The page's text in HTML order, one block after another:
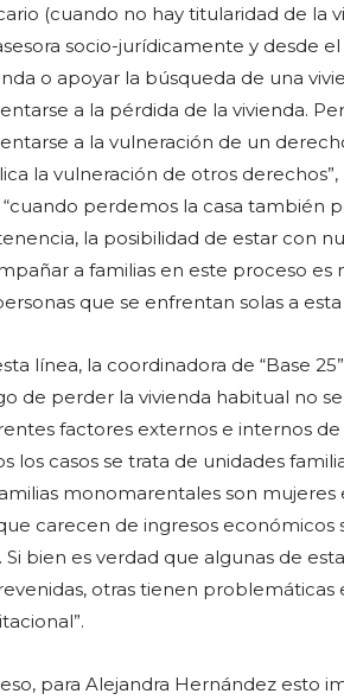
(cuando no hay titularidad de la
socio-jurídicamente y desde
o apoyar la búsqueda de una
a la pérdida de la vivienda.
a la vulneración de un
la vulneración de otros
perdemos la casa también
la posibilidad de estar con
a familias en este proceso es
que se enfrentan solas a
línea, la coordinadora de “Base
de perder la vivienda habitual no
factores externos e internos
los casos se trata de unidades
monomarentales son
carecen de ingresos económicos
Si bien es verdad que algunas de
otras tienen
para Alejandra Hernández esto